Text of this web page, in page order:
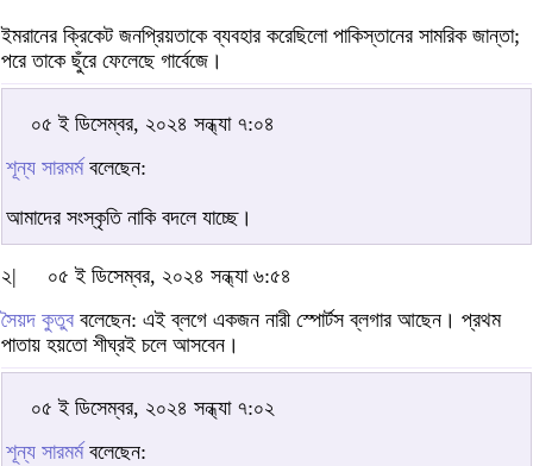
ইমরানের ক্রিকেট জনপ্রিয়তাকে ব্যবহার করেছিলো পাকিস্তানের সামরিক জান্তা;
পরে তাকে ছুঁরে ফেলেছে গার্বেজে।
০৫ ই ডিসেম্বর, ২০২৪ সন্ধ্যা ৭:০৪
শূন্য সারমর্মবলেছেন:
আমাদের সংস্কৃতি নাকি বদলে যাচ্ছে।
২|
০৫ ই ডিসেম্বর, ২০২৪ সন্ধ্যা ৬:৫৪
সৈয়দ কুতুব বলেছেন: এই ব্লগে একজন নারী স্পোর্টস ব্লগার আছেন। প্রথম
পাতায় হয়তো শীঘ্রই চলে আসবেন।
০৫ ই ডিসেম্বর, ২০২৪ সন্ধ্যা ৭:০২
শূন্য সারমর্মবলেছেন: